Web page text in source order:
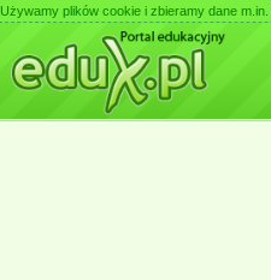
Używamy plików cookie i zbieramy dane